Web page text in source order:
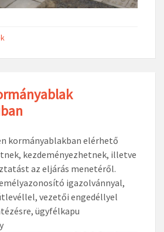
kormányablakban elérhető
kezdeményezhetnek, illetve
az eljárás menetéről.
igazolvánnyal,
vezetői engedéllyel
ügyfélkapu